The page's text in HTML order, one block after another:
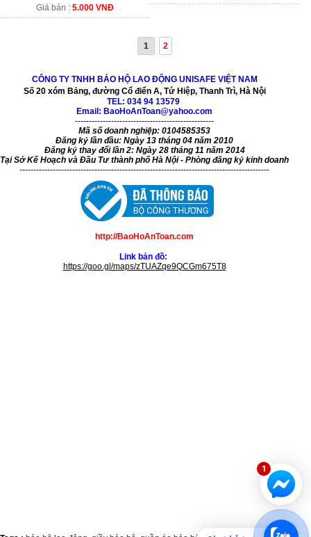
Giá bán : 5.000 VNĐ
1 2
CÔNG TY TNHH BẢO HỘ LAO ĐỘNG UNISAFE VIỆT NAM
Số 20 xóm Bảng, đường Cổ điển A, Tứ Hiệp, Thanh Trì, Hà Nội
TEL: 034 94 13579
Email: BaoHoAnToan@yahoo.com
--------------------------------------------------
Mã số doanh nghiệp: 0104585353
Đăng ký lần đầu: Ngày 13 tháng 04 năm 2010
Đăng ký thay đổi lần 2: Ngày 28 tháng 11 năm 2014
Tại Sở Kế Hoạch và Đầu Tư thành phố Hà Nội - Phòng đăng ký kinh doanh
------------------------------------------------------------------------------------------
http://BaoHoAnToan.com
Link bản đồ:
https://goo.gl/maps/zTUAZqe9QCGm675T8
1